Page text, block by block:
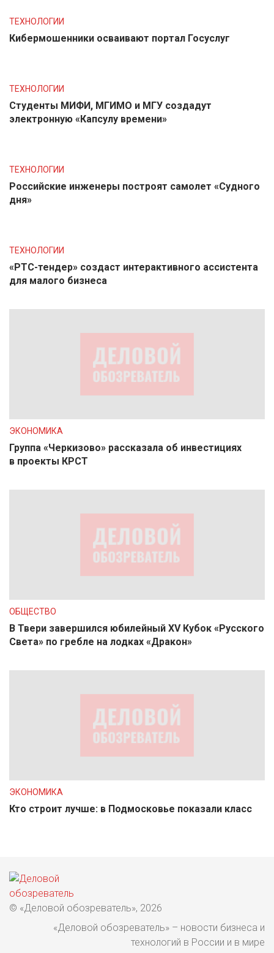
ТЕХНОЛОГИИ
Кибермошенники осваивают портал Госуслуг
ТЕХНОЛОГИИ
Студенты МИФИ, МГИМО и МГУ создадут
электронную «Капсулу времени»
ТЕХНОЛОГИИ
Российские инженеры построят самолет «Судного
дня»
ТЕХНОЛОГИИ
«РТС-тендер» создаст интерактивного ассистента
для малого бизнеса
ЭКОНОМИКА
Группа «Черкизово» рассказала об инвестициях
в проекты КРСТ
ОБЩЕСТВО
В Твери завершился юбилейный XV Кубок «Русского
Света» по гребле на лодках «Дракон»
ЭКОНОМИКА
Кто строит лучше: в Подмосковье показали класс
© «Деловой обозреватель», 2026
«Деловой обозреватель» – новости бизнеса и
технологий в России и в мире